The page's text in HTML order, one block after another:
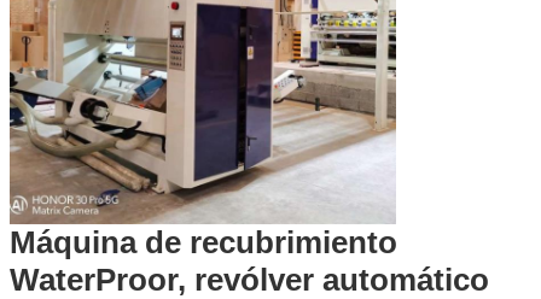
Máquina de recubrimiento
WaterProor, revólver automático